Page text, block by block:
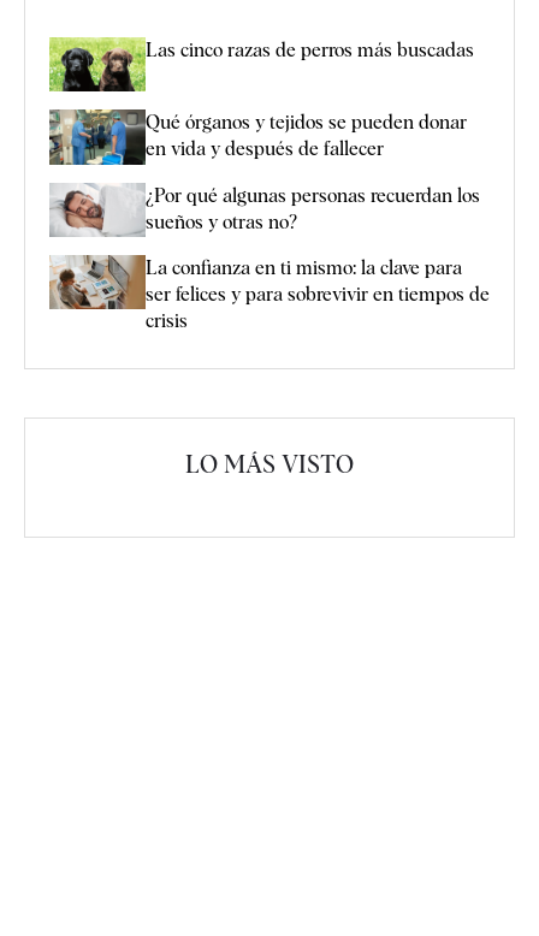
Las cinco razas de perros más buscadas
Qué órganos y tejidos se pueden donar
en vida y después de fallecer
¿Por qué algunas personas recuerdan los
sueños y otras no?
La confianza en ti mismo: la clave para
ser felices y para sobrevivir en tiempos de
crisis
LO MÁS VISTO